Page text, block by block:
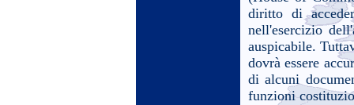
diritto di
nell'esercizio
auspicabile.
dovrà essere
di alcuni
funzioni